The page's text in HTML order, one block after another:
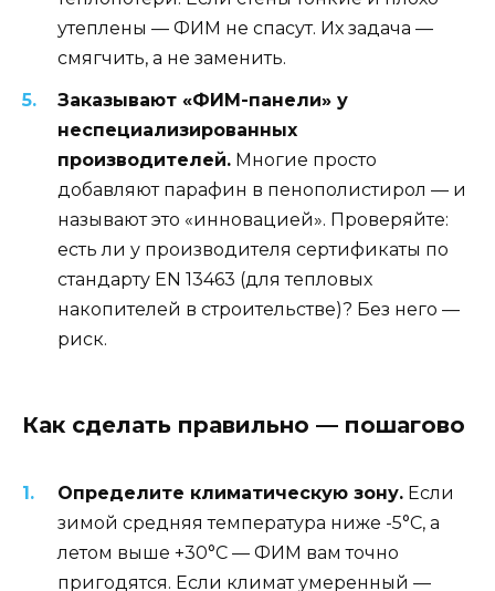
утеплены — ФИМ не спасут. Их задача —
смягчить, а не заменить.
Заказывают «ФИМ-панели» у
неспециализированных
производителей. Многие просто
добавляют парафин в пенополистирол — и
называют это «инновацией». Проверяйте:
есть ли у производителя сертификаты по
стандарту EN 13463 (для тепловых
накопителей в строительстве)? Без него —
риск.
Как сделать правильно — пошагово
Определите климатическую зону. Если
зимой средняя температура ниже -5°C, а
летом выше +30°C — ФИМ вам точно
пригодятся. Если климат умеренный —